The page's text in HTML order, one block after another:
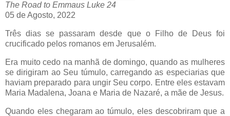
The Road to Emmaus Luke 24
05 de Agosto, 2022
Três dias se passaram desde que o Filho de Deus foi
crucificado pelos romanos em Jerusalém.
Era muito cedo na manhã de domingo, quando as mulheres
se dirigiram ao Seu túmulo, carregando as especiarias que
haviam preparado para ungir Seu corpo. Entre eles estavam
Maria Madalena, Joana e Maria de Nazaré, a mãe de Jesus.
Quando eles chegaram ao túmulo, eles descobriram que a